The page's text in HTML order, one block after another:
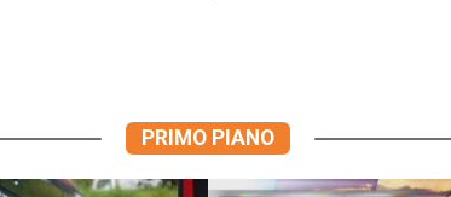
PRIMO PIANO